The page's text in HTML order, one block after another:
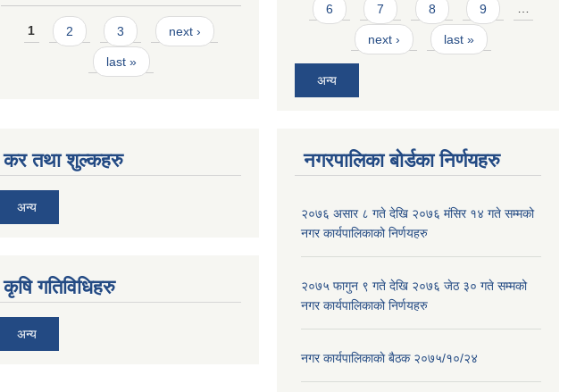
Pages
1 2 3 next ›
last »
6 7 8 9 …
next › last »
अन्य
कर तथा शुल्कहरु
अन्य
कृषि गतिविधिहरु
अन्य
नगरपालिका बोर्डका निर्णयहरु
२०७६ असार ८ गते देखि २०७६ मंसिर १४ गते सम्मको
नगर कार्यपालिकाको निर्णयहरु
२०७५ फागुन ९ गते देखि २०७६ जेठ ३० गते सम्मको
नगर कार्यपालिकाको निर्णयहरु
नगर कार्यपालिकाकाे बैठक २०७५/१०/२४